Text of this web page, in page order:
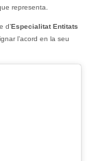
representa.
d’Especialitat Entitats
l’acord en la seu